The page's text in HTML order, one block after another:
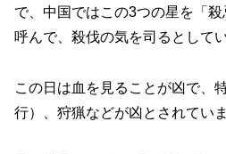
で、中国ではこの3つの星を「
呼んで、殺伐の気を司るとして
この日は血を見ることが凶で、
行）、狩猟などが凶とされていま